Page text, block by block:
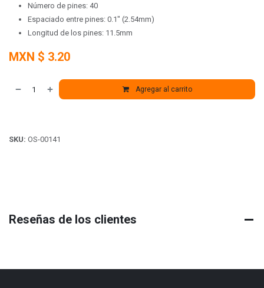
Número de pines: 40
Espaciado entre pines: 0.1" (2.54mm)
Longitud de los pines: 11.5mm
MXN $ 3.20
Agregar al carrito
SKU: OS-00141
Reseñas de los clientes